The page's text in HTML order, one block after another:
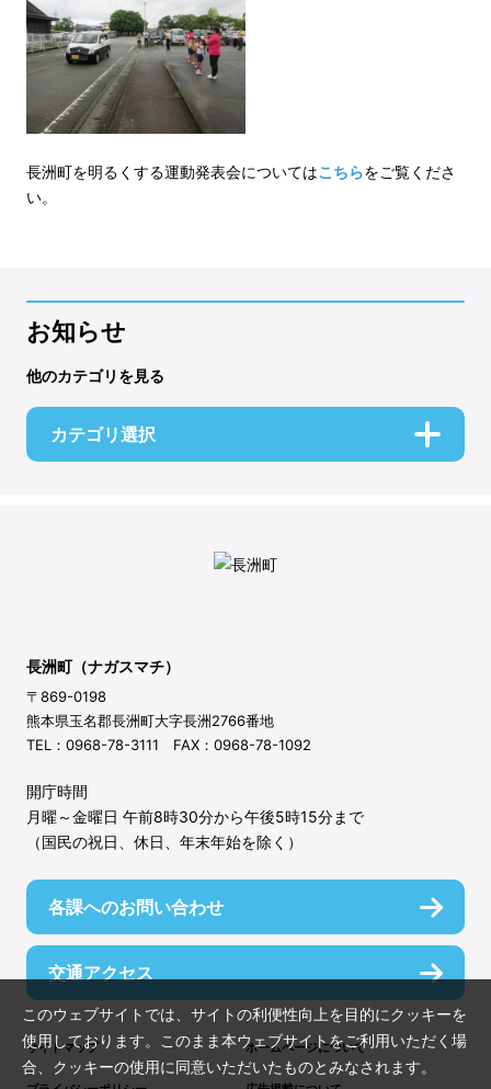
長洲町を明るくする運動発表会についてはこちらをご覧くださ
い。
お知らせ
他のカテゴリを見る
カテゴリ選択
長洲町（ナガスマチ）
〒869-0198
熊本県玉名郡長洲町大字長洲2766番地
TEL：0968-78-3111 FAX：0968-78-1092
開庁時間
月曜～金曜日 午前8時30分から午後5時15分まで
（国民の祝日、休日、年末年始を除く）
各課へのお問い合わせ
交通アクセス
サイトマップ ホームページについて
このウェブサイトでは、サイトの利便性向上を目的にクッキーを
使用しております。このまま本ウェブサイトをご利用いただく場
合、クッキーの使用に同意いただいたものとみなされます。